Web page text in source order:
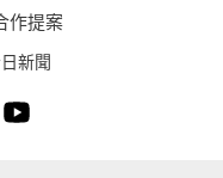
作提案
新聞